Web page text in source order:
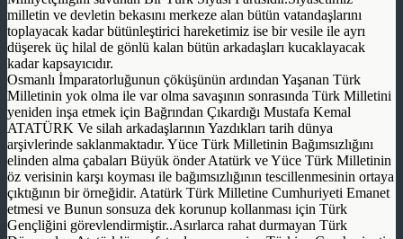
milletin ve devletin bekasını merkeze alan bütün vatandaşlarını
toplayacak kadar bütünleştirici hareketimiz ise bir vesile ile ayrı
düşerek üç hilal de gönlü kalan bütün arkadaşları kucaklayacak
kadar kapsayıcıdır.
Osmanlı İmparatorluğunun çöküşünün ardından Yaşanan Türk
Milletinin yok olma ile var olma savaşının sonrasında Türk Milletini
yeniden inşa etmek için Bağrından Çıkardığı Mustafa Kemal
ATATÜRK Ve silah arkadaşlarının Yazdıkları tarih dünya
arşivlerinde saklanmaktadır. Yüce Türk Milletinin Bağımsızlığını
elinden alma çabaları Büyük önder Atatürk ve Yüce Türk Milletinin
öz verisinin karşı koyması ile bağımsızlığının tescillenmesinin ortaya
çıktığının bir örneğidir. Atatürk Türk Milletine Cumhuriyeti Emanet
etmesi ve Bunun sonsuza dek korunup kollanması için Türk
Gençliğini görevlendirmiştir..Asırlarca rahat durmayan Türk